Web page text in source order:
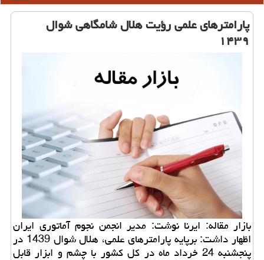
پارامترهای علمی رؤیت هلال شامگاهی شوال
۱۴۳۹
بازار مقاله: ایرنا نوشت: مدیر انجمن نجوم آماتوری ایران
اظهار داشت: برپایه پارامترهای علمی، هلال شوال 1439 در
پنجشنبه 24 خرداد ماه در كل كشور با چشم و ابزار قابل